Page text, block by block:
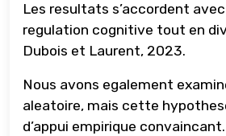
Les resultats s’accordent
regulation cognitive tout en
Dubois et Laurent, 2023.
Nous avons egalement
aleatoire, mais cette
d’appui empirique convaincant.